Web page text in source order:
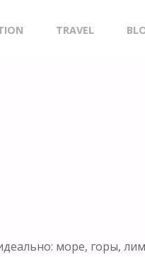
TRAVEL
море, горы,